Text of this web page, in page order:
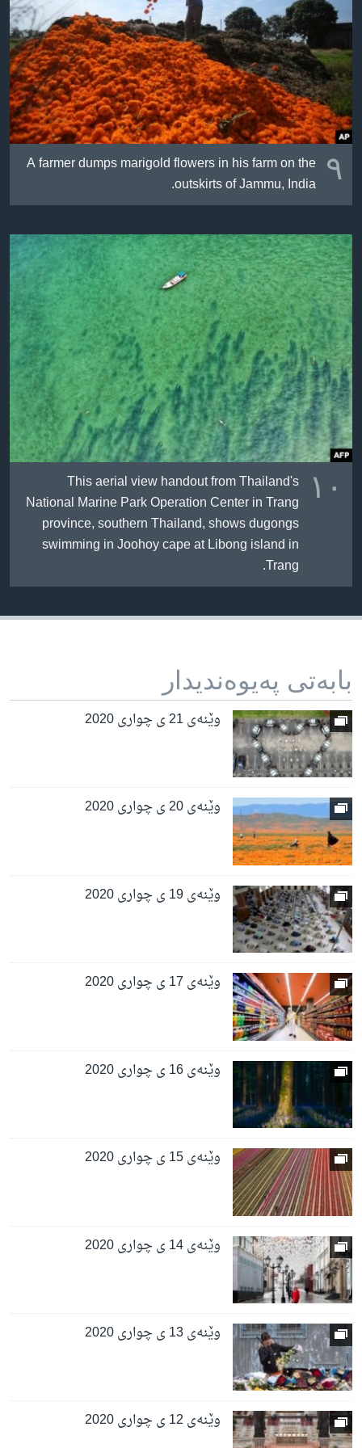
ژیان لە فەرهەنگدا
Learning English
FOLLOW US
٩ A farmer dumps marigold flowers in his farm on the
outskirts of Jammu, India.
١٠ This aerial view handout from Thailand's
National Marine Park Operation Center in Trang
province, southern Thailand, shows dugongs
swimming in Joohoy cape at Libong island in
Trang.
بابه‌تی په‌یوه‌ندیدار
وێنەی 21 ی چواری 2020
وێنەی 20 ی چواری 2020
وێنەی 19 ی چواری 2020
وێنەی 17 ی چواری 2020
وێنەی 16 ی چواری 2020
وێنەی 15 ی چواری 2020
وێنەی 14 ی چواری 2020
وێنەی 13 ی چواری 2020
وێنەی 12 ی چواری 2020